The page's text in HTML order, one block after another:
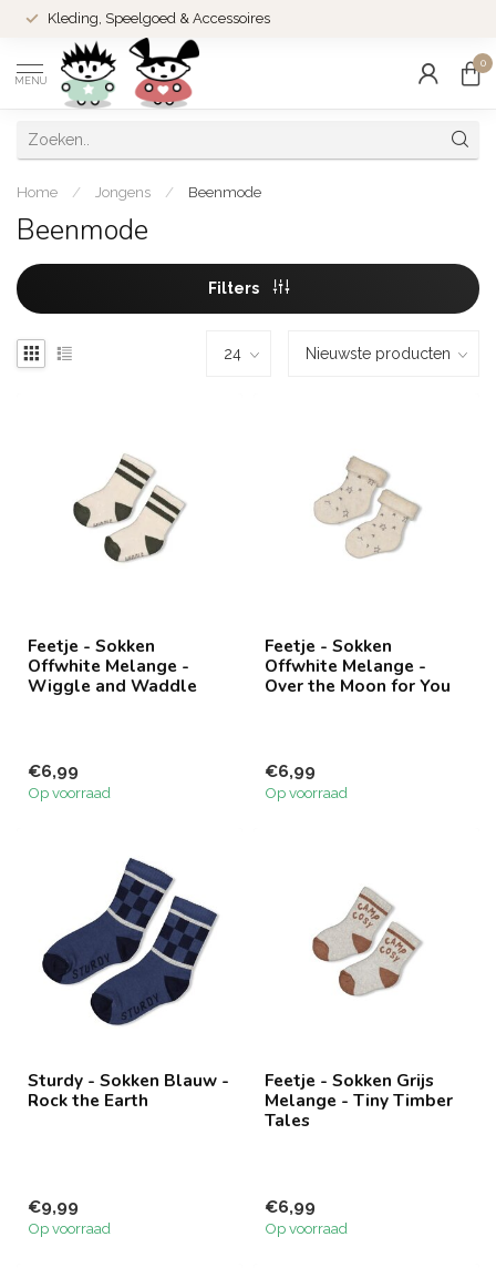
Kleding, Speelgoed & Accessoires
MENU
0
Home / Jongens / Beenmode
Beenmode
Filters
Feetje - Sokken
Offwhite Melange -
Wiggle and Waddle
€6,99
Op voorraad
Feetje - Sokken
Offwhite Melange -
Over the Moon for You
€6,99
Op voorraad
Sturdy - Sokken Blauw -
Rock the Earth
€9,99
Op voorraad
Feetje - Sokken Grijs
Melange - Tiny Timber
Tales
€6,99
Op voorraad